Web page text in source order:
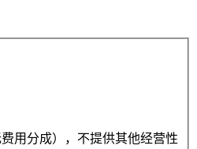
用分成），不提供其他经营性